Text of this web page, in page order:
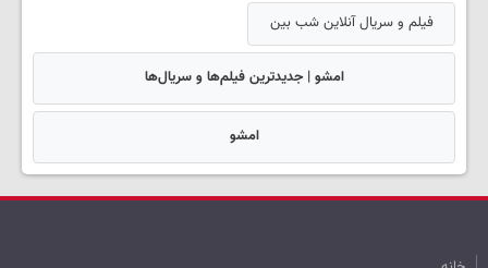
فیلم و سریال آنلاین شب بین
امشو | جدیدترین فیلم‌ها و سریال‌ها
امشو